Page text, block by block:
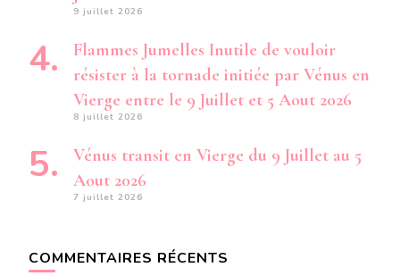
9 juillet 2026
Flammes Jumelles Inutile de vouloir
résister à la tornade initiée par Vénus en
Vierge entre le 9 Juillet et 5 Aout 2026
8 juillet 2026
Vénus transit en Vierge du 9 Juillet au 5
Aout 2026
7 juillet 2026
COMMENTAIRES RÉCENTS